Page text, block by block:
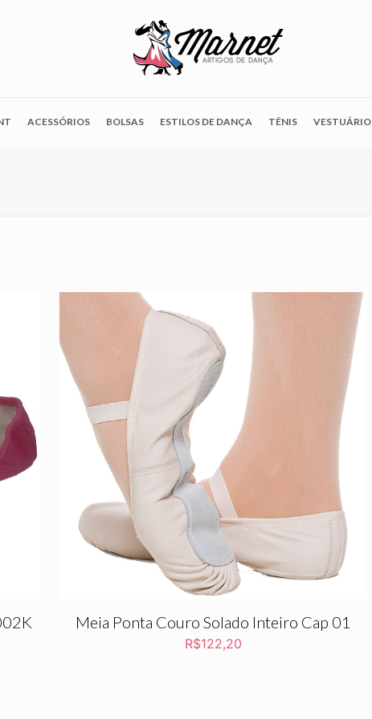
ACESSÓRIOS BOLSAS ESTILOS DE DANÇA TÊNIS VESTUÁRIO
Meia Ponta Couro Solado Inteiro Cap 01
R$122,20